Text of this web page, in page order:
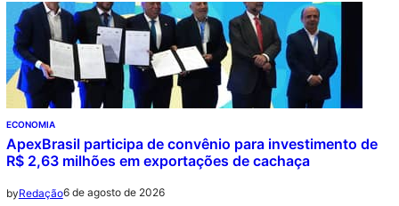
ECONOMIA
ApexBrasil participa de convênio para investimento de
R$ 2,63 milhões em exportações de cachaça
byRedação6 de agosto de 2026